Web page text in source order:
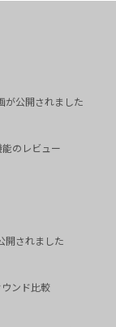
が公開されました
のレビュー
開されました
ンド比較